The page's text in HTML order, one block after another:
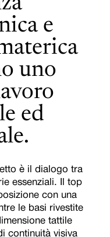
e
uno
ed
è il dialogo tra
essenziali. Il top
con una
le basi rivestite
tattile
continuità visiva